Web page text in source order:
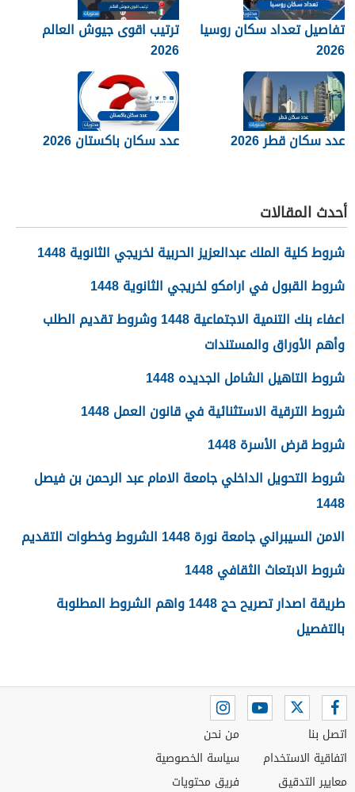
تفاصيل تعداد سكان روسيا
2026
ترتيب اقوى جيوش العالم
2026
عدد سكان قطر 2026 عدد سكان باكستان 2026
أحدث المقالات
شروط كلية الملك عبدالعزيز الحربية لخريجي الثانوية 1448
شروط القبول في ارامكو لخريجي الثانوية 1448
اعفاء بنك التنمية الاجتماعية 1448 وشروط تقديم الطلب
وأهم الأوراق والمستندات
شروط التاهيل الشامل الجديده 1448
شروط الترقية الاستثنائية في قانون العمل 1448
شروط قرض الأسرة 1448
شروط التحويل الداخلي جامعة الامام عبد الرحمن بن فيصل
1448
الامن السيبراني جامعة نورة 1448 الشروط وخطوات التقديم
شروط الابتعاث الثقافي 1448
طريقة اصدار تصريح حج 1448 واهم الشروط المطلوبة
بالتفصيل
اتصل بنا
اتفاقية الاستخدام
معايير التدقيق
من نحن
سياسة الخصوصية
فريق محتويات